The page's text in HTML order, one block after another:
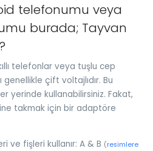
telefonumu veya
burada; Tayvan
telefonlar veya tuşlu cep
çift voltajlıdır. Bu
yerinde kullanabilirsiniz. Fakat,
takmak için bir adaptöre
ve fişleri kullanır: A & B (resimlere